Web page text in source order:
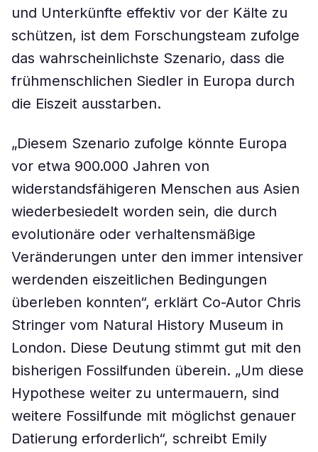
und Unterkünfte effektiv vor der Kälte zu
schützen, ist dem Forschungsteam zufolge
das wahrscheinlichste Szenario, dass die
frühmenschlichen Siedler in Europa durch
die Eiszeit ausstarben.
„Diesem Szenario zufolge könnte Europa
vor etwa 900.000 Jahren von
widerstandsfähigeren Menschen aus Asien
wiederbesiedelt worden sein, die durch
evolutionäre oder verhaltensmäßige
Veränderungen unter den immer intensiver
werdenden eiszeitlichen Bedingungen
überleben konnten“, erklärt Co-Autor Chris
Stringer vom Natural History Museum in
London. Diese Deutung stimmt gut mit den
bisherigen Fossilfunden überein. „Um diese
Hypothese weiter zu untermauern, sind
weitere Fossilfunde mit möglichst genauer
Datierung erforderlich“, schreibt Emily